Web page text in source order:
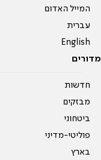
המייל האדום
עברית
English
מדורים
חדשות
מבזקים
ביטחוני
פוליטי-מדיני
בארץ